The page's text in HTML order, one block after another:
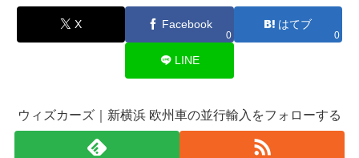
X Facebook
0
はてブ
0
LINE
ウィズカーズ｜新横浜 欧州車の並行輸入をフォローする